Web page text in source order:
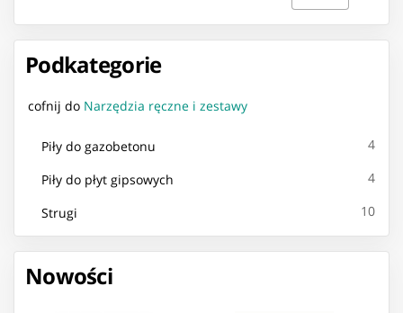
Podkategorie
cofnij do Narzędzia ręczne i zestawy
Piły do gazobetonu 4
Piły do płyt gipsowych 4
Strugi 10
Nowości